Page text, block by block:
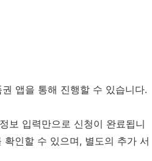
앱을 통해 진행할 수 있습니다.
보 입력만으로 신청이 완료됩니
인할 수 있으며, 별도의 추가 서